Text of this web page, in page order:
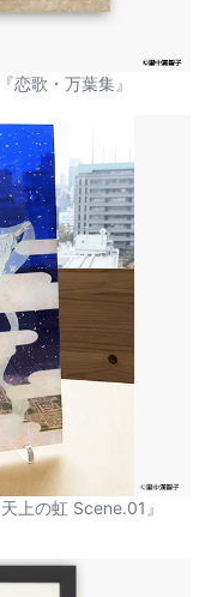
歌・万葉集』
上の虹 Scene.01』